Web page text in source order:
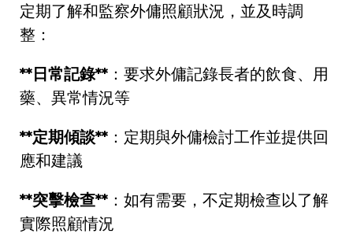
定期了解和監察外傭照顧狀況，並及時調
整：
** 日常記錄** ：要求外傭記錄長者的飲食、用
藥、異常情況等
**定期傾談** ：定期與外傭檢討工作並提供回
應和建議
**突擊檢查** ：如有需要，不定期檢查以了解
實際照顧情況